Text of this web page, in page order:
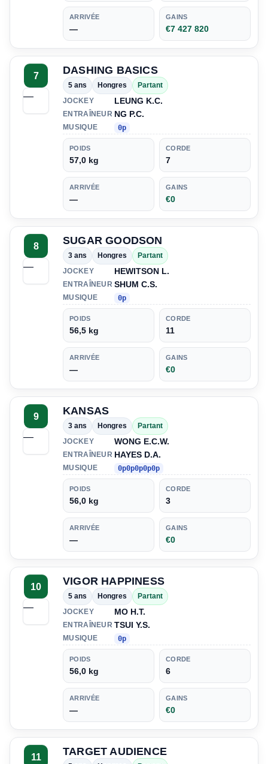
ARRIVÉE
—
GAINS
€7 427 820
7
—
DASHING BASICS
5 ans Hongres
Partant
JOCKEY
LEUNG K.C.
ENTRAÎNEUR NG P.C.
MUSIQUE 0p
POIDS
57,0 kg
CORDE
7
ARRIVÉE
—
GAINS
€0
8
—
SUGAR GOODSON
3 ans Hongres
Partant
JOCKEY
HEWITSON L.
ENTRAÎNEUR SHUM C.S.
MUSIQUE 0p
POIDS
56,5 kg
CORDE
11
ARRIVÉE
—
GAINS
€0
9
—
KANSAS
3 ans Hongres
Partant
JOCKEY
WONG E.C.W.
ENTRAÎNEUR HAYES D.A.
MUSIQUE 0p0p0p0p0p
POIDS
56,0 kg
CORDE
3
ARRIVÉE
—
GAINS
€0
10
—
VIGOR HAPPINESS
5 ans Hongres
Partant
JOCKEY
MO H.T.
ENTRAÎNEUR TSUI Y.S.
MUSIQUE 0p
POIDS
56,0 kg
CORDE
6
ARRIVÉE
—
GAINS
€0
11 TARGET AUDIENCE